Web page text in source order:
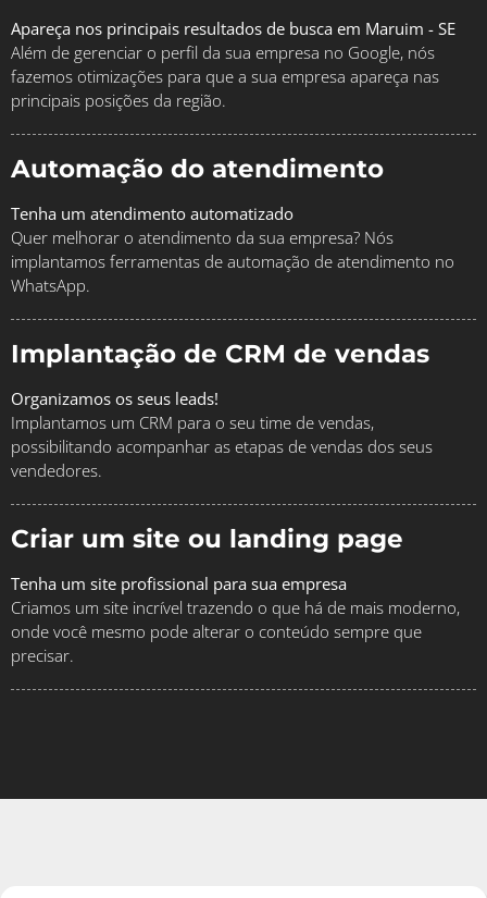
Apareça nos principais resultados de busca em Maruim - SE
Além de gerenciar o perfil da sua empresa no Google, nós
fazemos otimizações para que a sua empresa apareça nas
principais posições da região.
Automação do atendimento
Tenha um atendimento automatizado
Quer melhorar o atendimento da sua empresa? Nós
implantamos ferramentas de automação de atendimento no
WhatsApp.
Implantação de CRM de vendas
Organizamos os seus leads!
Implantamos um CRM para o seu time de vendas,
possibilitando acompanhar as etapas de vendas dos seus
vendedores.
Criar um site ou landing page
Tenha um site profissional para sua empresa
Criamos um site incrível trazendo o que há de mais moderno,
onde você mesmo pode alterar o conteúdo sempre que
precisar.